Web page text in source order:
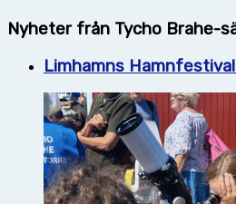
Nyheter från Tycho Brahe-
Limhamns